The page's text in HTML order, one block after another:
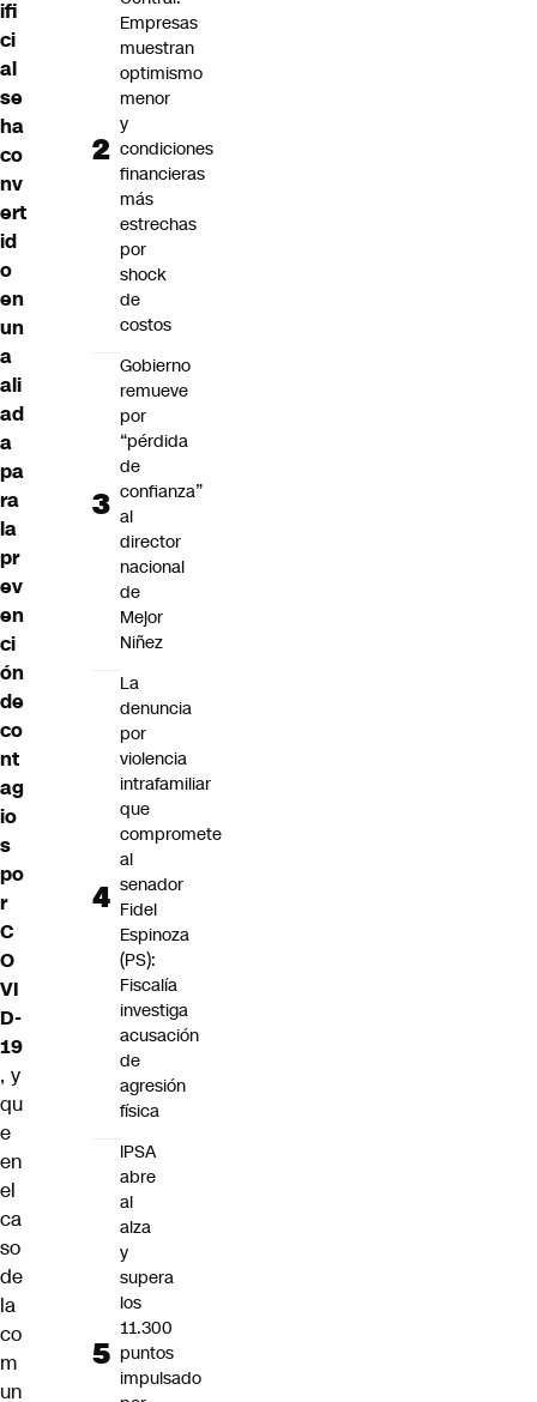
ifi
ci
al
se
ha
co
nv
ert
id
o
en
un
a
ali
ad
a
pa
ra
la
pr
ev
en
ci
ón
de
co
nt
ag
io
s
po
r
C
O
VI
D-
19
, y
qu
e
en
el
ca
so
de
la
co
m
un
Empresas
muestran
optimismo
menor
y
condiciones
financieras
más
estrechas
por
shock
de
costos
Gobierno
remueve
por
“pérdida
de
confianza”
al
director
nacional
de
Mejor
Niñez
La
denuncia
por
violencia
intrafamiliar
que
compromete
al
senador
Fidel
Espinoza
(PS):
Fiscalía
investiga
acusación
de
agresión
física
IPSA
abre
al
alza
y
supera
los
11.300
puntos
impulsado